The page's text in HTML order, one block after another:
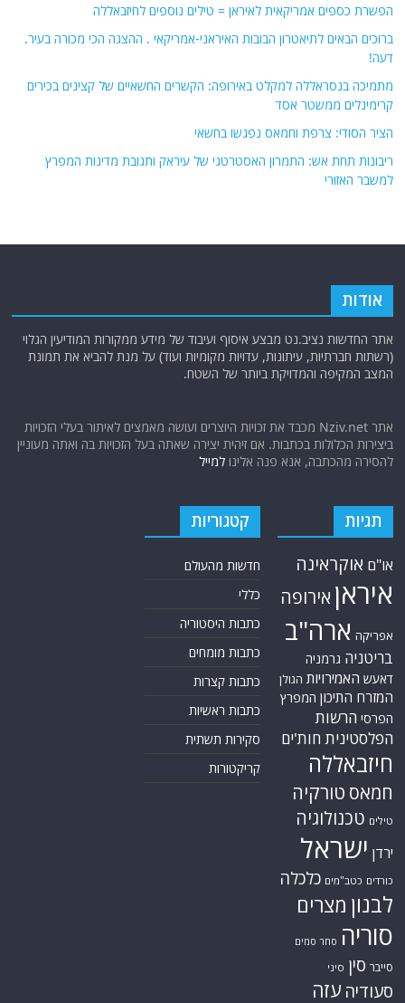
הפשרת כספים אמריקאית לאיראן = טילים נוספים לחיזבאללה
ברוכים הבאים לתיאטרון הבובות האיראני-אמריקאי . ההצגה הכי מכורה בעיר.
דעה!
מתמיכה בנסראללה למקלט באירופה: הקשרים החשאיים של קצינים בכירים
קרימינלים ממשטר אסד
הציר הסודי: צרפת וחמאס נפגשו בחשאי
ריבונות תחת אש: התמרון האסטרטגי של עיראק ותגובת מדינות המפרץ
למשבר האזורי
אודות
אתר החדשות נציב.נט מבצע איסוף ועיבוד של מידע ממקורות המודיעין הגלוי
(רשתות חברתיות, עיתונות, עדויות מקומיות ועוד) על מנת להביא את תמונת
המצב המקיפה והמדויקת ביותר של השטח.
אתר Nziv.net מכבד את זכויות היוצרים ועושה מאמצים לאיתור בעלי הזכויות
ביצירות הכלולות בכתבות. אם זיהית יצירה שאתה בעל הזכויות בה ואתה מעוניין
להסירה מהכתבה, אנא פנה אלינולמייל
תגיות
או"ם אוקראינה
איראן אירופה
אפריקה ארה"ב
בריטניה גרמניה
דאעש האמירויות הגולן
המזרח התיכון המפרץ
הפרסי הרשות
הפלסטינית חות'ים
חיזבאללה
חמאס טורקיה
טילים טכנולוגיה
ירדן ישראל
כורדים כטב"מים כלכלה
לבנון מצרים
סוריה סחר סמים
סייבר סין סיני
סעודיה עזה
קטגוריות
חדשות מהעולם
כללי
כתבות היסטוריה
כתבות מומחים
כתבות קצרות
כתבות ראשיות
סקירות תשתית
קריקטורות